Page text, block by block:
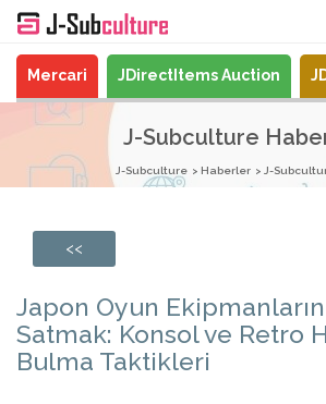
Mercari JDirectItems Auction
J-Subculture
J-Subculture Haberler J-
<<
Japon Oyun
Satmak: Konsol ve Retro
Bulma Taktikleri